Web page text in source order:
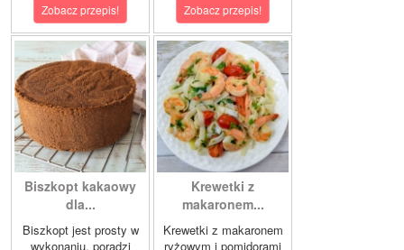
Zobacz przepis! Zobacz przepis!
Biszkopt kakaowy
dla...
Biszkopt jest prosty w
wykonaniu, poradzi
Krewetki z
makaronem...
Krewetki z makaronem
ryżowym i pomidorami